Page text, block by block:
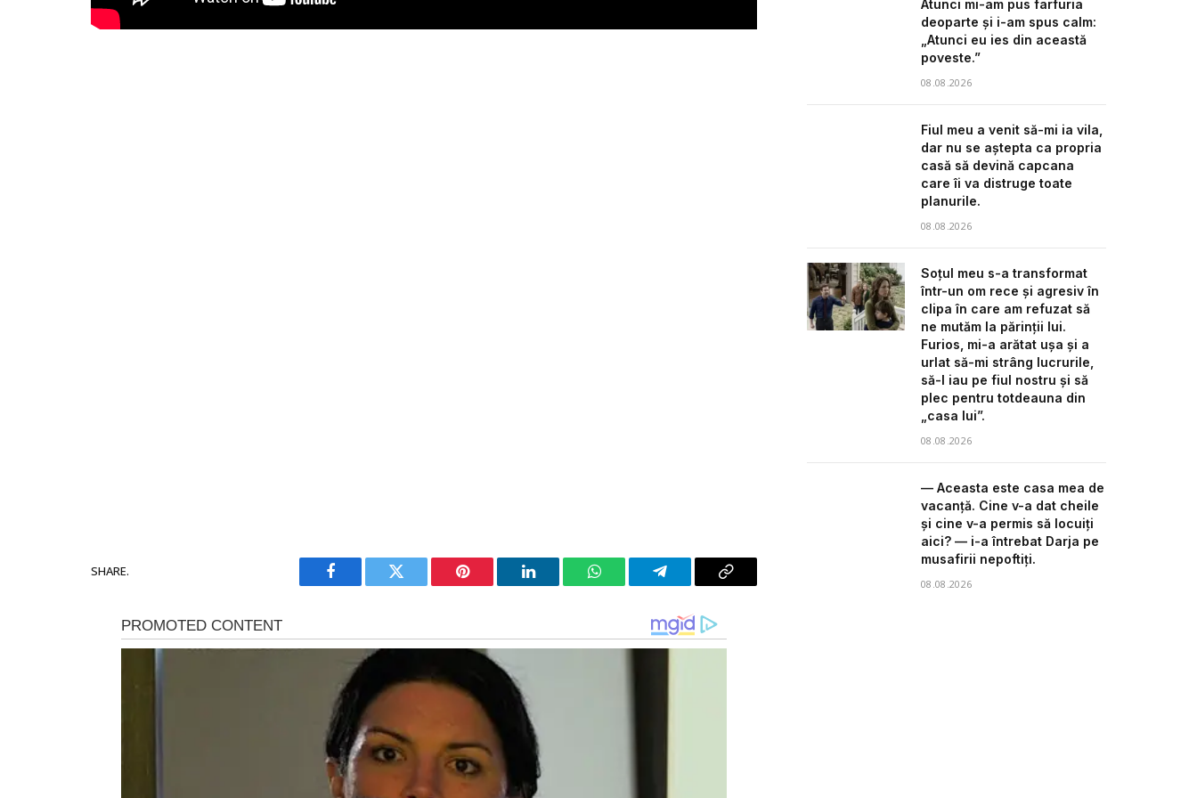
SHARE.
Facebook Twitter Pinterest LinkedIn WhatsAppTelegram Copy
Atunci mi-am pus farfuria
deoparte și i-am spus calm:
„Atunci eu ies din această
poveste.”
08.08.2026
Fiul meu a venit să-mi ia vila,
dar nu se aștepta ca propria
casă să devină capcana
care îi va distruge toate
planurile.
08.08.2026
Soțul meu s-a transformat
într-un om rece și agresiv în
clipa în care am refuzat să
ne mutăm la părinții lui.
Furios, mi-a arătat ușa și a
urlat să-mi strâng lucrurile,
să-l iau pe fiul nostru și să
plec pentru totdeauna din
„casa lui”.
08.08.2026
— Aceasta este casa mea de
vacanță. Cine v-a dat cheile
și cine v-a permis să locuiți
aici? — i-a întrebat Darja pe
musafirii nepoftiți.
08.08.2026